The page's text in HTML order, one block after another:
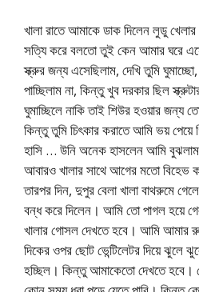
খালা রাতে আমাকে ডাক দিলেন লুডু
সত্যি করে বলতো তুই কেন আমার ঘরে
স্ক্রুর জন্য এসেছিলাম, দেখি তুমি
পাচ্ছিলাম না, কিন্তু খুব দরকার ছিল
ঘুমাচ্ছিলে নাকি তাই শিউর হওয়ার জন্য
কিন্তু তুমি চিৎকার করাতে আমি ভয় পেয়ে
হাসি … উনি অনেক হাসলেন আমি বুঝলাম
আবারও খালার সাথে আগের মতো বিহেভ
তারপর দিন, দুপুর বেলা খালা বাথরুমে
বন্ধ করে দিলেন। আমি তো পাগল হয়ে
খালার গোসল দেখতে হবে। আমি আমার
দিকের ওপর ছোট ভেন্টিলেটর দিয়ে ঝুলে
হচ্ছিল। কিন্তু আমাকেতো দেখতে হবে।